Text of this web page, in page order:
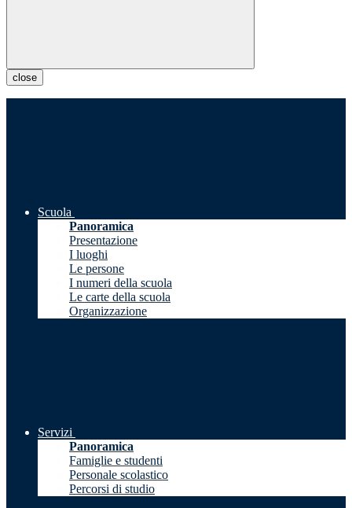
close
Scuola
Panoramica
Presentazione
I luoghi
Le persone
I numeri della scuola
Le carte della scuola
Organizzazione
Servizi
Panoramica
Famiglie e studenti
Personale scolastico
Percorsi di studio